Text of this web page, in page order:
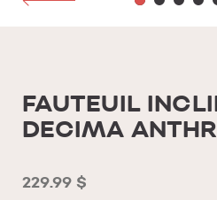
FAUTEUIL
DECIMA
229.99 $